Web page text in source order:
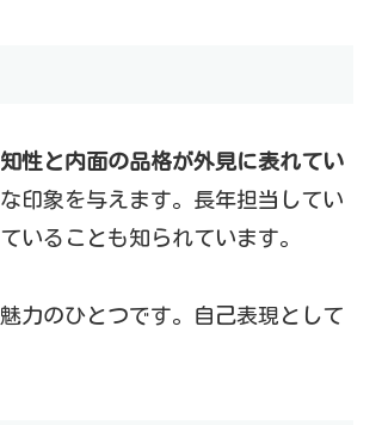
知性と内面の品格が外見に表れてい
印象を与えます。長年担当してい
いることも知られています。
力のひとつです。自己表現として